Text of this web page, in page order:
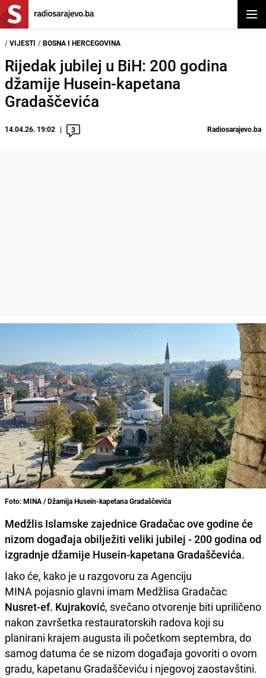
/ VIJESTI / BOSNA I HERCEGOVINA
Rijedak jubilej u BiH: 200 godina
džamije Husein-kapetana
Gradaščevića
14.04.26. 19:02 3 Radiosarajevo.ba
Foto: MINA / Džamija Husein-kapetana Gradaščevića
Medžlis Islamske zajednice Gradačac ove godine će
nizom događaja obilježiti veliki jubilej - 200 godina od
izgradnje džamije Husein-kapetana Gradaščevića.
Iako će, kako je u razgovoru za Agenciju
MINA pojasnio glavni imam Medžlisa Gradačac
Nusret-ef. Kujraković, svečano otvorenje biti upriličeno
nakon završetka restauratorskih radova koji su
planirani krajem augusta ili početkom septembra, do
samog datuma će se nizom događaja govoriti o ovom
gradu, kapetanu Gradaščeviću i njegovoj zaostavštini.